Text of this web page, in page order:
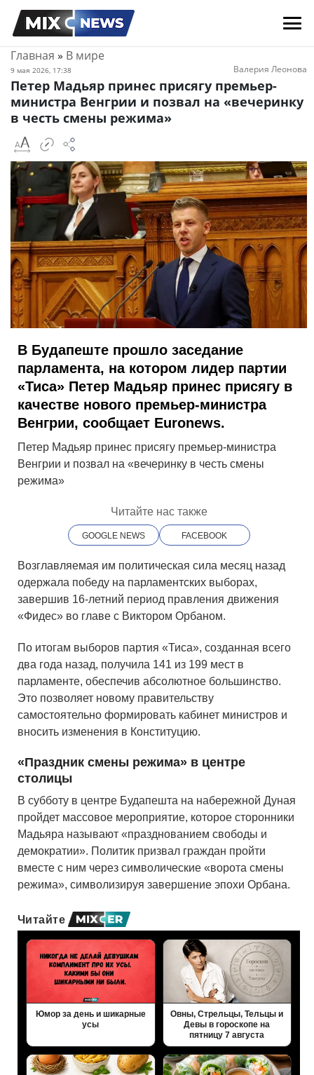
Главная » В мире
9 мая 2026, 17:38 Валерия Леонова
Петер Мадьяр принес присягу премьер-
министра Венгрии и позвал на «вечеринку
в честь смены режима»
В Будапеште прошло заседание
парламента, на котором лидер партии
«Тиса» Петер Мадьяр принес присягу в
качестве нового премьер-министра
Венгрии, сообщает Euronews.
Петер Мадьяр принес присягу премьер-министра
Венгрии и позвал на «вечеринку в честь смены
режима»
Читайте нас также
GOOGLE NEWS FACEBOOK
Возглавляемая им политическая сила месяц назад
одержала победу на парламентских выборах,
завершив 16-летний период правления движения
«Фидес» во главе с Виктором Орбаном.
По итогам выборов партия «Тиса», созданная всего
два года назад, получила 141 из 199 мест в
парламенте, обеспечив абсолютное большинство.
Это позволяет новому правительству
самостоятельно формировать кабинет министров и
вносить изменения в Конституцию.
«Праздник смены режима» в центре
столицы
В субботу в центре Будапешта на набережной Дуная
пройдет массовое мероприятие, которое сторонники
Мадьяра называют «празднованием свободы и
демократии». Политик призвал граждан пройти
вместе с ним через символические «ворота смены
режима», символизируя завершение эпохи Орбана.
Читайте
Юмор за день и шикарные
усы
Овны, Стрельцы, Тельцы и
Девы в гороскопе на
пятницу 7 августа